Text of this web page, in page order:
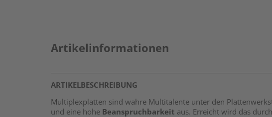
Artikelinformationen
ARTIKELBESCHREIBUNG
Multiplexplatten sind wahre Multitalente unter den
und eine hohe Beanspruchbarkeit aus. Erreicht wird das